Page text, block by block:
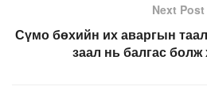
Next Post
Сүмо бөхийн их аваргын
заал нь балгас